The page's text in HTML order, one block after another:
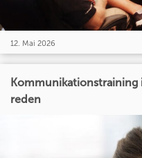
12. Mai 2026
Kommunikationstraining
reden